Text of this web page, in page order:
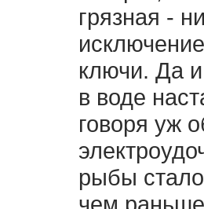
грязная -
ключи. Да
в воде
говоря уж
рыбы